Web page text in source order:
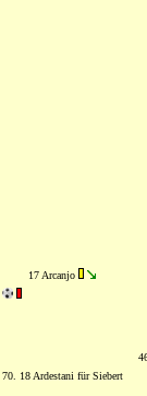
17 Arcanjo
70. 18 Ardestani für Siebert